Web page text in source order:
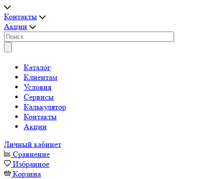
Контакты
Акции
Каталог
Клиентам
Условия
Сервисы
Калькулятор
Контакты
Акции
Личный кабинет
Сравнение
Избранное
Корзина